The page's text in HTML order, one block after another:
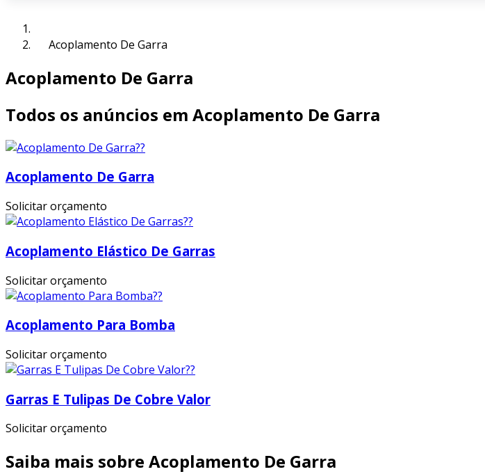
Acoplamento De Garra
Acoplamento De Garra
Todos os anúncios em Acoplamento De Garra
Acoplamento De Garra
Solicitar orçamento
Acoplamento Elástico De Garras
Solicitar orçamento
Acoplamento Para Bomba
Solicitar orçamento
Garras E Tulipas De Cobre Valor
Solicitar orçamento
Saiba mais sobre Acoplamento De Garra